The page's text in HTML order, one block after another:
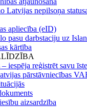
Latvijas nepilsoņa
apliecība (eID)
pasu darbstaciju uz
kārtība
iespēja reģistrēt savu
pārstāvniecības
aizsardzība